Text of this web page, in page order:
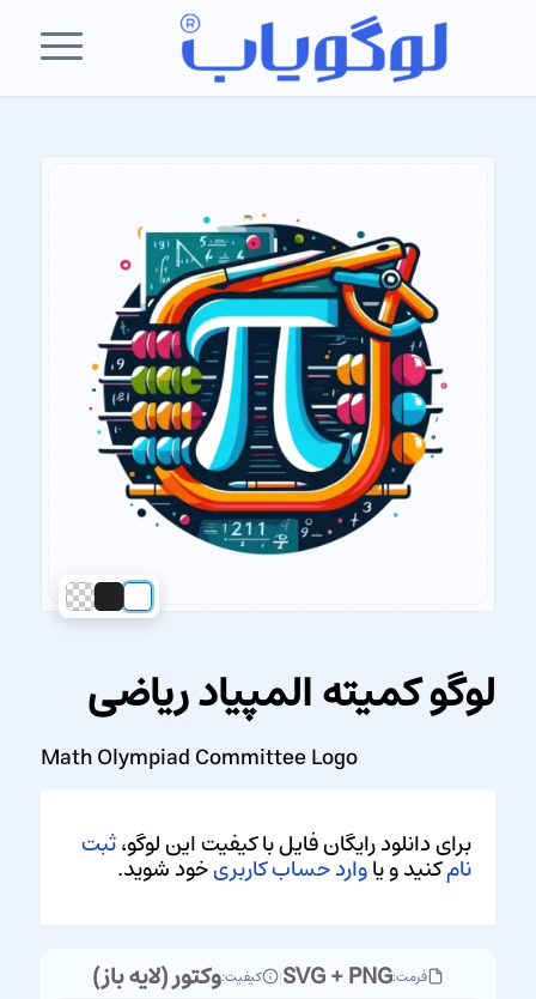
لوگو کمیته المپیاد ریاضی
Math Olympiad Committee Logo
برای دانلود رایگان فایل با کیفیت این لوگو،ثبت
نامکنید و یاوارد حساب کاربریخود شوید.
فرمت:SVG + PNG
| کیفیت:وکتور (لایه باز)